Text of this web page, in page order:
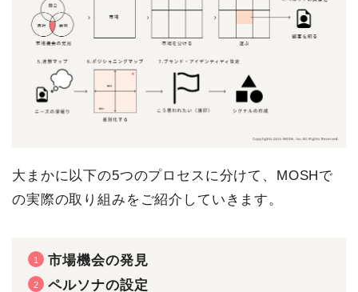
大まかに以下の5つのプロセスに分けて、MOSHで
の実際の取り組みをご紹介していきます。
市場機会の発見
ペルソナの設定